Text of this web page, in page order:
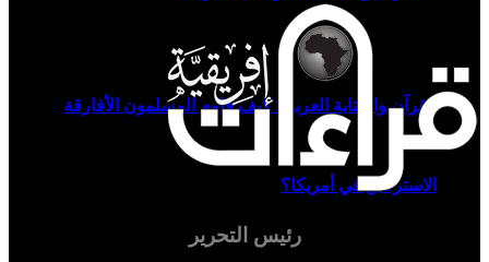
القرآن والكتابة العربية: كيف قاوم المسلمون الأفارقة
الاسترقاق في أمريكا؟
رئيس التحرير